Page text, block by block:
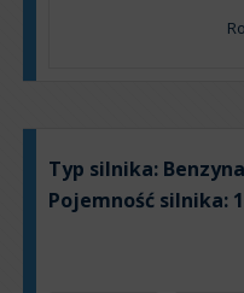
Typ silnika: Benzyna
Pojemność silnika: